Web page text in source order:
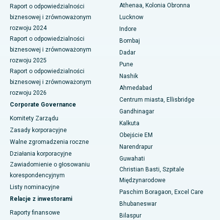
Najlepszy szpital w Seshadripuram, Bangalore
Najlepszy szpital przy Waltair Main Road, Visakhapatnam
Najlepszy szpital na Subhash Nagar Road, Karimnagar
Najlepszy szpital w Managari, Karaikudi
Najlepszy szpital w Arepally, Warangal
Najlepszy szpital w Arera Colony, Bhopal
Najlepszy szpital w Jayanagar, Bangalore
Najlepszy szpital w KK Nagar, Madurai
Najlepszy szpital w Ramji Nagar, Nellore
Najlepszy szpital w sektorze 19, Rourkela
Najlepszy szpital w Swargate, Pune
Raport o odpowiedzialności
biznesowej i zrównoważonym
rozwoju 2024
Raport o odpowiedzialności
biznesowej i zrównoważonym
rozwoju 2025
Raport o odpowiedzialności
biznesowej i zrównoważonym
rozwoju 2026
Corporate Governance
Komitety Zarządu
Zasady korporacyjne
Walne zgromadzenia roczne
Działania korporacyjne
Zawiadomienie o głosowaniu
korespondencyjnym
Listy nominacyjne
Relacje z inwestorami
Raporty finansowe
Athenaa, Kolonia Obronna
Lucknow
Indore
Bombaj
Dadar
Pune
Nashik
Ahmedabad
Centrum miasta, Ellisbridge
Gandhinagar
Kalkuta
Obejście EM
Narendrapur
Guwahati
Christian Basti, Szpitale
Międzynarodowe
Paschim Boragaon, Excel Care
Bhubaneswar
Bilaspur